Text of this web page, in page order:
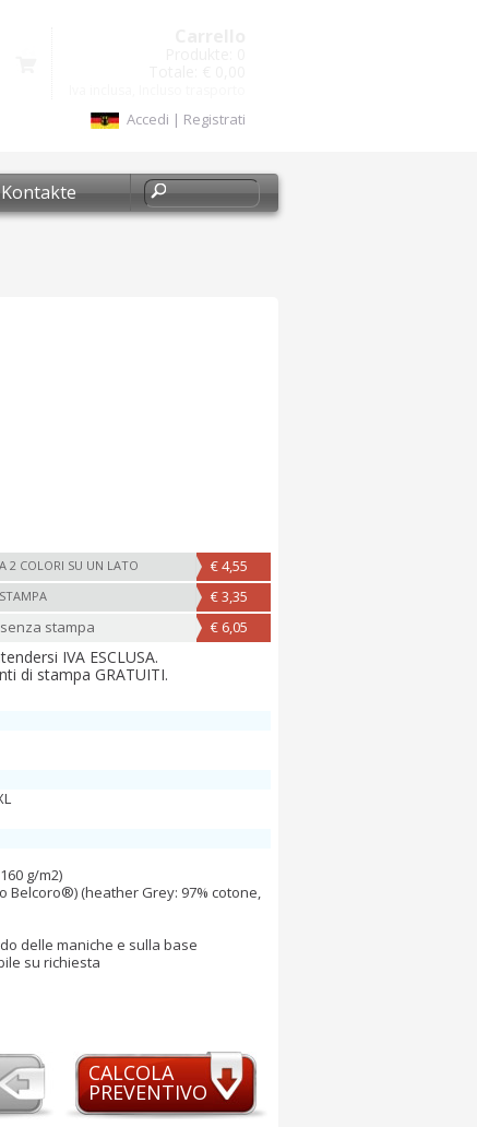
Accedi | Registrati
Kontakte
2 COLORI SU UN LATO
€ 4,55
€ 3,35
stampa
€ 6,05
IVA ESCLUSA.
di stampa GRATUITI.
g/m2)
Belcoro®) (heather Grey: 97% cotone,
delle maniche e sulla base
su richiesta
CALCOLA
PREVENTIVO